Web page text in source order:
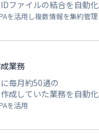
ファイルの結合を自動化
を活用し複数情報を集約管理
業務
毎月約50通の
成していた業務を自動化
を活用